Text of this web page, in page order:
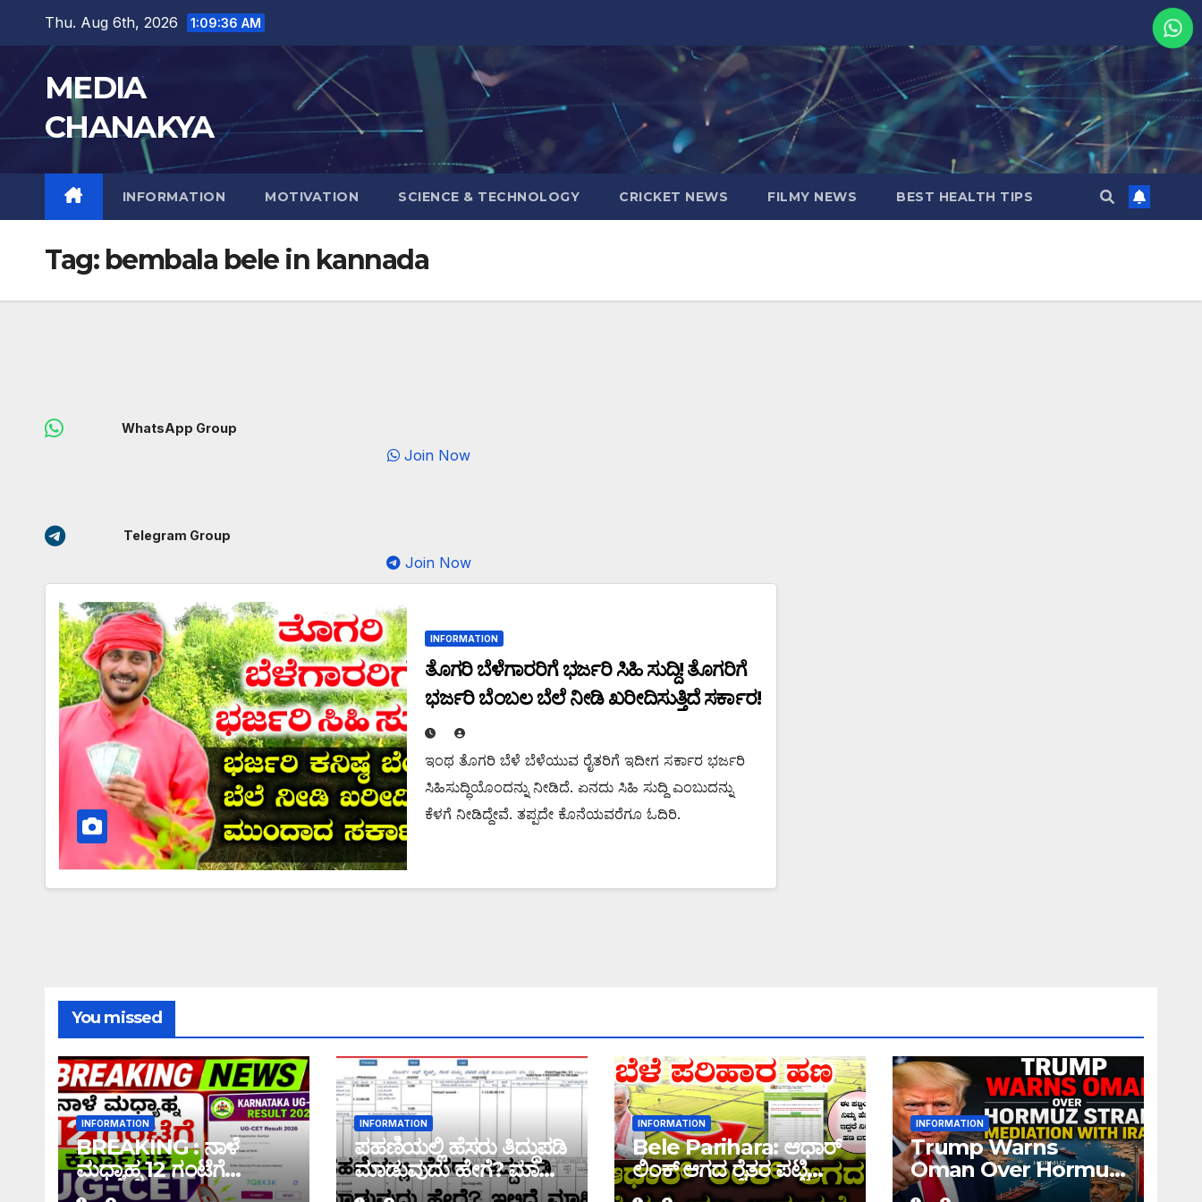
Thu. Aug 6th, 2026 1:09:36 AM
MEDIA
CHANAKYA
INFORMATION MOTIVATION SCIENCE & TECHNOLOGY CRICKET NEWS FILMY NEWS BEST HEALTH TIPS
Tag: bembala bele in kannada
WhatsApp Group
Join Now
Telegram Group
Join Now
INFORMATION
ತೊಗರಿ ಬೆಳೆಗಾರರಿಗೆ ಭರ್ಜರಿ ಸಿಹಿ ಸುದ್ದಿ! ತೊಗರಿಗೆ
ಭರ್ಜರಿ ಬೆಂಬಲ ಬೆಲೆ ನೀಡಿ ಖರೀದಿಸುತ್ತಿದೆ ಸರ್ಕಾರ!
ಇಂಥ ತೊಗರಿ ಬೆಳೆ ಬೆಳೆಯುವ ರೈತರಿಗೆ ಇದೀಗ ಸರ್ಕಾರ ಭರ್ಜರಿ
ಸಿಹಿಸುದ್ಧಿಯೊಂದನ್ನು ನೀಡಿದೆ. ಏನದು ಸಿಹಿ ಸುದ್ದಿ ಎಂಬುದನ್ನು
ಕೆಳಗೆ ನೀಡಿದ್ದೇವೆ. ತಪ್ಪದೇ ಕೊನೆಯವರೆಗೂ ಓದಿರಿ.
You missed
INFORMATION
BREAKING : ನಾಳೆ
ಮಧ್ಯಾಹ್ನ 12 ಗಂಟೆಗೆ
ಕರ್ನಾಟಕ UG-CET
INFORMATION
ಪಹಣಿಯಲ್ಲಿ ಹೆಸರು ತಿದ್ದುಪಡಿ
ಮಾಡುವುದು ಹೇಗೆ? ಮಾಹಿತಿ
ಇಲ್ಲಿದೆ
INFORMATION
Bele Parihara: ಆಧಾರ್
ಲಿಂಕ್ ಆಗದ ರೈತರ ಪಟ್ಟಿ
ಬಿಡುಗಡೆ! ಈ ಪಟ್ಟಿಯಲ್ಲಿ ನಿಮ್ಮ
INFORMATION
Trump Warns
Oman Over Hormuz
Strait Mediation